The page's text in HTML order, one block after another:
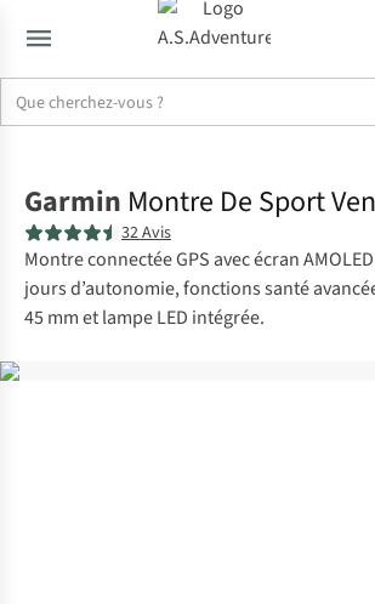
Garmin Montre De Sport
32 Avis
Montre connectée GPS avec écran
jours d’autonomie, fonctions santé
45 mm et lampe LED intégrée.